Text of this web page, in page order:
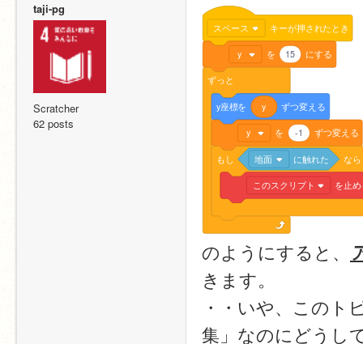
taji-pg
Scratcher
62 posts
スペース キーが押されたとき
y を 15 にする
ずっと
y座標を y ずつ変える
y を -1 ずつ変える
もし 地面 に触れた なら
このスクリプト を止
のようにすると、
きます。
・・いや、このト
集」なのにどうし